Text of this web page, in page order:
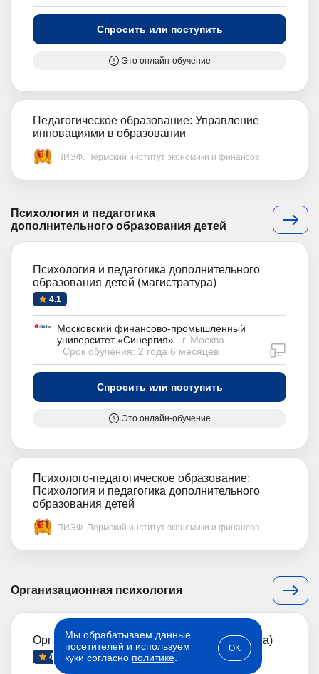
Спросить или поступить
Это онлайн-обучение
Педагогическое образование: Управление
инновациями в образовании
ПИЭФ. Пермский институт экономики и финансов
Психология и педагогика
дополнительного образования детей
Психология и педагогика дополнительного
образования детей (магистратура)
4.1
Московский финансово-промышленный
университет «Синергия»
г. Москва
Срок обучения: 2 года 6 месяцев
Спросить или поступить
Это онлайн-обучение
Психолого-педагогическое образование:
Психология и педагогика дополнительного
образования детей
ПИЭФ. Пермский институт экономики и финансов
Организационная психология
Организационная психология (магистратура)
4.1
Мы обрабатываем данные
посетителей и используем
куки согласно политике
OK